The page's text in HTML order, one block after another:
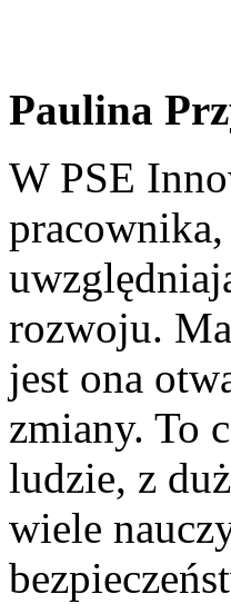
Paulina
W PSE
rozwoju.
jest ona
zmiany. To
ludzie, z
wiele